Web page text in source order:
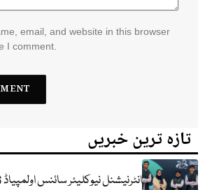
email, and website in this browser
I comment.
تازہ ترین خبریں